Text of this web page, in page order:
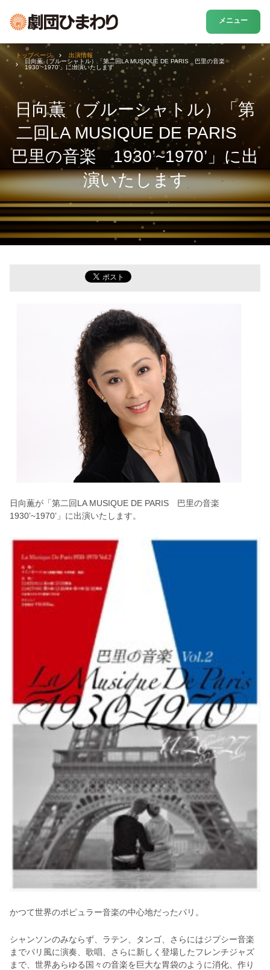
メニュー
日向薫（ブルーシャトル）「第
二回LA MUSIQUE DE PARIS
巴里の音楽 1930’~1970’」に出
演いたします
トップページ
出演情報
日向薫（ブルーシャトル）「第二回LA MUSIQUE DE PARIS 巴里の音楽
1930’~1970’」に出演いたします
日向薫が 「第二回LA MUSIQUE DE PARIS 巴里の音楽
1930’~1970’」に出演いたします。
かつて世界のポピュラー音楽の中心地だったパリ。
シャンソンのみならず、ラテン、タンゴ、さらにはジプシー音楽
までパリ風に演奏、歌唱、さらに新しく登場したフレンチジャズ
まで、世界あらゆる国々の音楽を巨大な胃袋のように消化、作り